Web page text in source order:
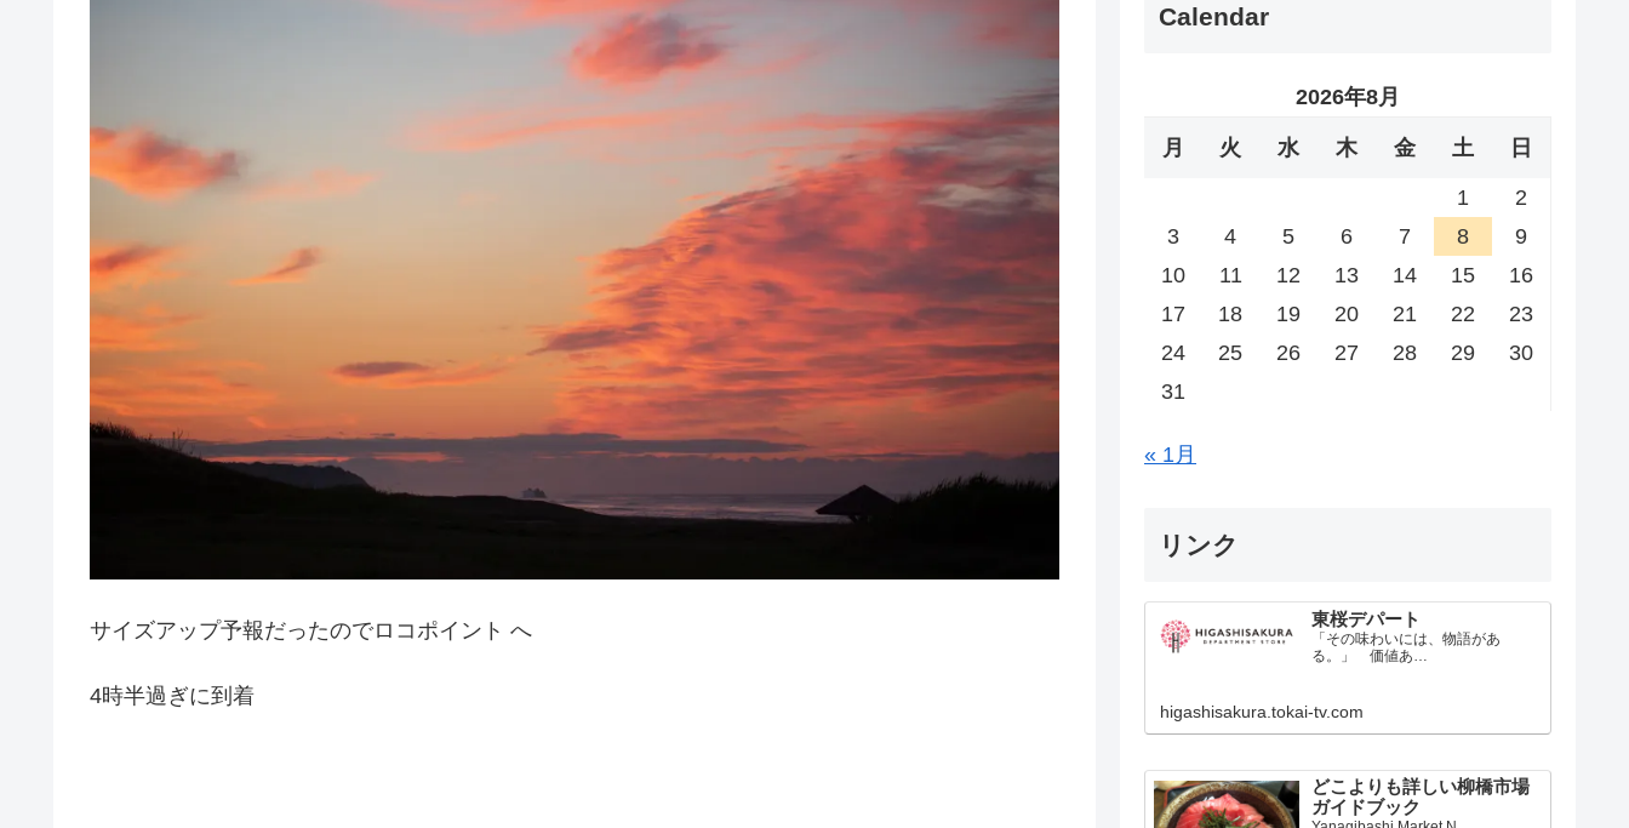
サイズアップ予報だったのでロコポイント へ
4時半過ぎに到着
Calendar
2026年8月
月 火 水 木 金 土 日
1
2
3
4 5 6 7 8
9
10
11 12 13 14 15
16
17
18 19 20 21 22
23
24
25 26 27 28 29
30
31
« 1月
リンク
東桜デパート
「その味わいには、物語があ
る。」 価値あ…
higashisakura.tokai-tv.com
どこよりも詳しい柳橋市場
ガイドブック